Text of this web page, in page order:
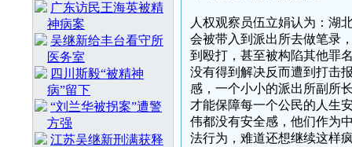
广东访民王海英被精
神病案
吴继新给丰台看守所
医务室
四川斯毅“被精神
病”留下
“刘兰华被拐案”遭警
方强
江苏吴继新刑满获释
人权观察员伍立娟认为：湖
会被带入到派出所去做笔录
到殴打，甚至被构陷其他罪
没有得到解决反而遭到打击
感，一个小小的派出所副所
才能保障每一个公民的人生
伟都没有安全感，他们作为
法行为，难道还想继续这样